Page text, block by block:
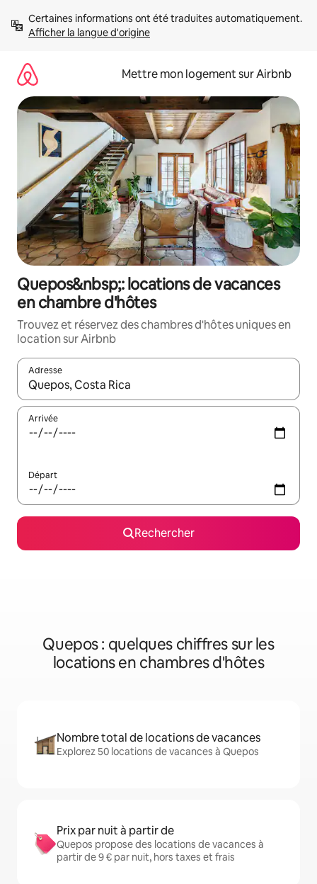
directement
Afficher la langue d'origine
Mettre mon logement sur Airbnb
Quepos&nbsp;: locations de vacances
en chambre d'hôtes
Trouvez et réservez des chambres d'hôtes uniques en
location sur Airbnb
Adresse
Lorsque les résultats s'affichent, utilisez les flèches vers le
Arrivée
Départ
Rechercher
Quepos : quelques chiffres sur les
locations en chambres d'hôtes
Nombre total de locations de vacances
Explorez 50 locations de vacances à Quepos
Prix par nuit à partir de
Quepos propose des locations de vacances à
partir de 9 € par nuit, hors taxes et frais